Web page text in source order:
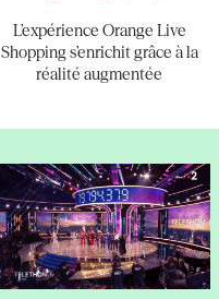
L’expérience Orange Live
Shopping s’enrichit grâce à la
réalité augmentée